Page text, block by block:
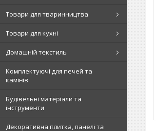
Товари для тваринництва
Товари для кухні
Домашній текстиль
Комплектуючі для печей та
камінів
Будівельні матеріали та
інструменти
Декоративна плитка, панелі та